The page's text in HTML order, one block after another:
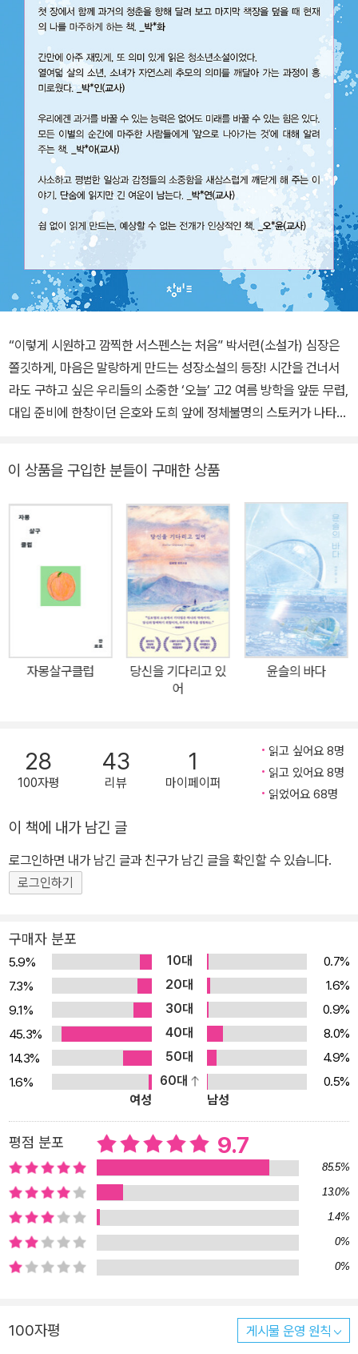
“이렇게 시원하고 깜찍한 서스펜스는 처음” 박서련(소설가) 심장은
쫄깃하게, 마음은 말랑하게 만드는 성장소설의 등장! 시간을 건너서
라도 구하고 싶은 우리들의 소중한 ‘오늘’ 고2 여름 방학을 앞둔 무렵,
대입 준비에 한창이던 은호와 도희 앞에 정체불명의 스토커가 나타난
파악하기 위해 바닷가 마을 ‘소소리’로 떠난다. 한편, 현재 서른 살인
나은은 12년 전 소꿉친구가 당했던 사고가 일어나기 직전의 상황이
재현되는 기묘한 꿈을 연달아 꾼다. 그러다 이 꿈에 특별한 힘이 있다
는 걸 알아챈 나은은 거스를 수 없는 운명을 바꾸기 위해 간절한 질주
를 시작한다. 『남매의 탄생』(2021)으로 제1회 틴 스토리킹 문학상을
수상한 바 있는 안세화 작가가 특유의 흥미진진하고 박진감 넘치는
전개에 ‘타임 슬립’이라는 판타지 요소를 절묘하게 결합한 청소년소
설 『너의 여름에 내가 닿을게』를 선보인다. 여름에 잘 어울리는 이 환
상적이고 청량한 이야기 면면에는 삶의 무게와 가치에 대한 탐색과
‘이 순간을 의미 있게 여기며 오늘에 충실하자.’라는 메시지가 녹아 있
물론, 바쁜 일상에 허덕이며 현재의 소중함을 놓치고 있는 모두에게
이 소설은 반짝이고 찬란한 ‘오늘의 가치’를 일깨워 줄 것이다. ‘이 안
개는 언제쯤 걷힐까? 걷히는 날이 오긴 할까?’ 미래로 향하지 못하는
신나고 설레는 일들로 가득 차야 할 시기지만 우리 모두 알다시피 대
한민국 청소년의 실상은 그렇지 않다. 1학기 기말고사를 무사히 마쳤
다면 그다음은 학교, 학원, 독서실과 집을 오가는, 어제와 별다를 것
와 도희도 역시 미래를 진지하게 고민하기보다는 그저 뒤처지지 않아
야 한다는 생각에 하루하루를 버텨 내고 있다. 그런데 여름 방학을 앞
둔 어느 날, 이들 앞에 수상한 스토커가 나타나면서 평탄했던 일상에
균열이 생기기 시작한다. 우여곡절 끝에 자신들의 스토커가 동일 인
물임을 알아챈 두 사람은 스토커의 정체와 목적을 밝히기 위해 단서
를 추적하기 시작한다. 그리고 그 과정에서 자신들은 기억하지 못하
는 12년 전 바닷가 사고와 자신들의 목숨을 구한 ‘수빈’이라는 사람이
있었다는 사실을 알게 된다. 혼란에 휩싸인 두 주인공은 시끄러운 마
음을 하루빨리 잠재우고 일상으로 돌아가고자 모든 사건의 시작점인
바닷가 마을 소소리로 떠난다. 한편, 소꿉친구인 수빈의 사고 이후 고
향을 도망치듯 떠난 나은은 최근 들어 이상한 꿈을 반복적으로 꾸기
시작한다. 소소리 바다를 배경으로 수빈의 사고가 일어나기 직전의
상황이 펼쳐지는 이 꿈이 과거와 이어져 있음을 알게 된 나은은, 이 꿈
을 이용해 간절히 바라던 하나의 기적을 이루고자 한다. 하지만 꿈이
거듭될수록 누군가의 희생은 피할 수 없다는 것을 알게 되면서 나은
은 절체절명의 고민에 빠진다. 눈앞에 생생히 펼쳐지는 푸른빛 바닷
이가 된 가족(『스타더스트 패밀리』) 등 예상을 뛰어넘는 기발한 설정
이 상품을 구입한 분들이 구매한 상품
자몽살구클럽
당신을 기다리고 있
어
윤슬의 바다
28
100자평
43
리뷰
1
마이페이퍼
읽고 싶어요 8명
읽고 있어요 8명
읽었어요 68명
이 책에 내가 남긴 글
로그인하면 내가 남긴 글과 친구가 남긴 글을 확인할 수 있습니다.
로그인하기
구매자 분포
5.9% 10대
0.7%
7.3%
20대
1.6%
9.1%
30대
0.9%
45.3%
40대
8.0%
14.3%
50대
4.9%
1.6%
60대
0.5%
여성
남성
평점 분포 9.7
85.5%
13.0%
1.4%
0%
0%
100자평 게시물 운영 원칙